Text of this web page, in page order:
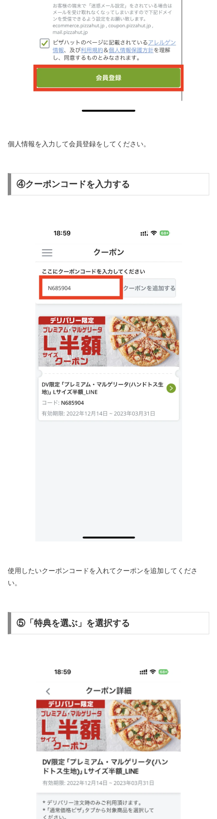
個人情報を入力して会員登録をしてください。
④クーポンコードを入力する
使用したいクーポンコードを入れてクーポンを追加してくださ
い。
⑤「特典を選ぶ」を選択する